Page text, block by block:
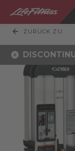
ZURÜCK ZU